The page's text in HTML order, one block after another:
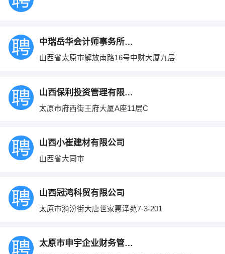
中瑞岳华会计师事务所有限公司山西分所
山西省太原市解放南路16号中财大厦九层
山西保利投资管理有限公司
太原市府西街王府大厦A座11层C
山西小崔建材有限公司
山西省大同市
山西冠鸿科贸有限公司
太原市漪汾街大唐世家惠泽苑7-3-201
太原市申宇企业财务管理有限公司